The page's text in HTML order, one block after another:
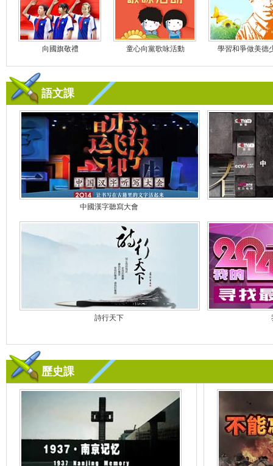
向國旗敬禮 童心向黨歌咏活動 學習和爭做美德
語文課
中國漢字聽寫大會
詩行天下
歷史課